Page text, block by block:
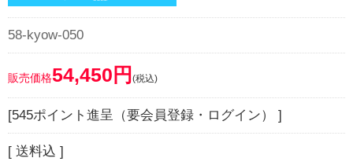
58-kyow-050
販売価格54,450円 (税込)
[545ポイント進呈（要会員登録・ログイン） ]
[ 送料込 ]